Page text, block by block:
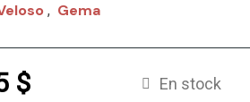
, Gema
$
En stock